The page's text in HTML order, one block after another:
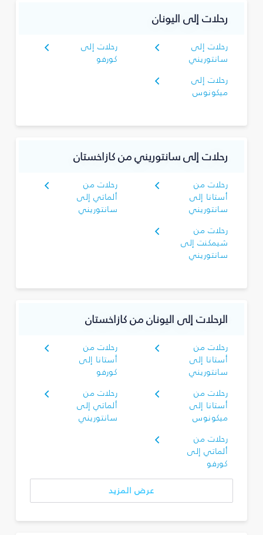
رحلات إلى اليونان
رحلات إلى
سانتوريني
رحلات إلى
كورفو
رحلات إلى
ميكونوس
رحلات إلى سانتوريني من كازاخستان
رحلات من
أستانا إلى
سانتوريني
رحلات من
ألماتي إلى
سانتوريني
رحلات من
شيمكنت إلى
سانتوريني
الرحلات إلى اليونان من كازاخستان
رحلات من
أستانا إلى
سانتوريني
رحلات من
أستانا إلى
كورفو
رحلات من
أستانا إلى
ميكونوس
رحلات من
ألماتي إلى
سانتوريني
رحلات من
ألماتي إلى
كورفو
عرض المزيد